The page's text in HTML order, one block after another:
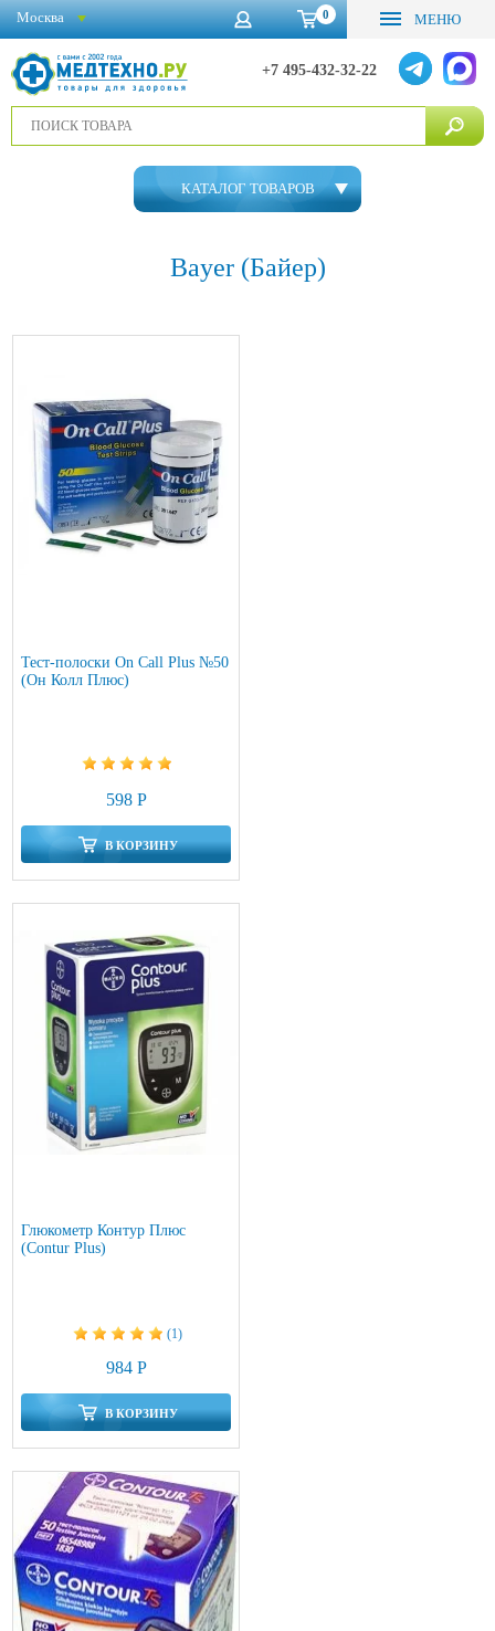
0 МЕНЮ
+7 495-432-32-22
Москва
КАТАЛОГ ТОВАРОВ
Bayer (Байер)
Тест-полоски On Call Plus №50
(Он Колл Плюс)
598 Р
В КОРЗИНУ
Глюкометр Контур Плюс
(Contur Plus)
(1)
984 Р
В КОРЗИНУ